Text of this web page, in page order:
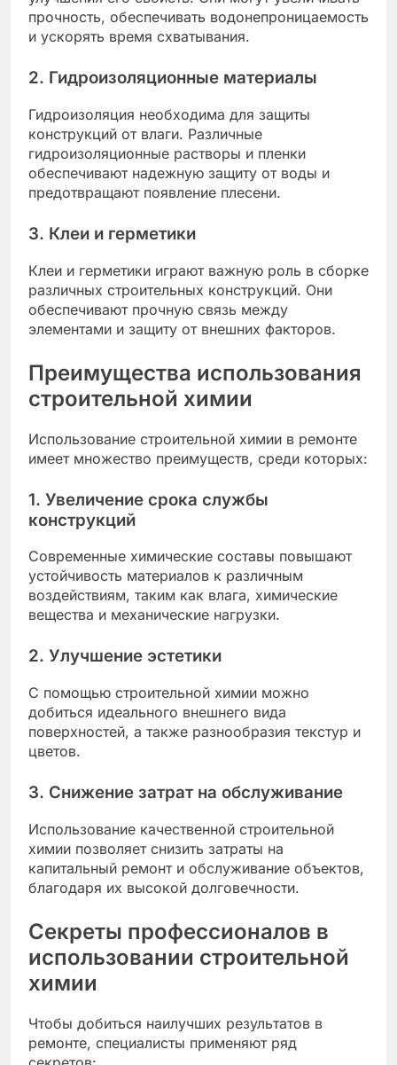
прочность, обеспечивать водонепроницаемость
и ускорять время схватывания.
2. Гидроизоляционные материалы
Гидроизоляция необходима для защиты
конструкций от влаги. Различные
гидроизоляционные растворы и пленки
обеспечивают надежную защиту от воды и
предотвращают появление плесени.
3. Клеи и герметики
Клеи и герметики играют важную роль в сборке
различных строительных конструкций. Они
обеспечивают прочную связь между
элементами и защиту от внешних факторов.
Преимущества использования
строительной химии
Использование строительной химии в ремонте
имеет множество преимуществ, среди которых:
1. Увеличение срока службы
конструкций
Современные химические составы повышают
устойчивость материалов к различным
воздействиям, таким как влага, химические
вещества и механические нагрузки.
2. Улучшение эстетики
С помощью строительной химии можно
добиться идеального внешнего вида
поверхностей, а также разнообразия текстур и
цветов.
3. Снижение затрат на обслуживание
Использование качественной строительной
химии позволяет снизить затраты на
капитальный ремонт и обслуживание объектов,
благодаря их высокой долговечности.
Секреты профессионалов в
использовании строительной
химии
Чтобы добиться наилучших результатов в
ремонте, специалисты применяют ряд